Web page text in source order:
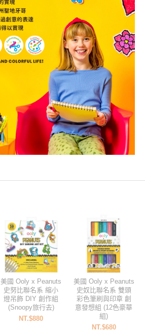
美國 Ooly x Peanuts
史努比聯名系 縮小
燈吊飾 DIY 創作組
(Snoopy旅行去)
NT.$880
美國 Ooly x Peanuts
史奴比聯名系 雙頭
彩色筆刷與印章 創
意發想組 (12色豪華
組)
NT.$680